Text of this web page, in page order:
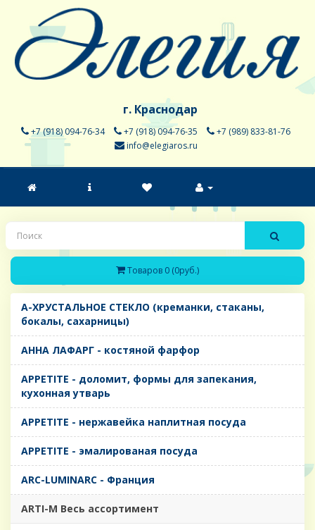
г. Краснодар
+7 (918) 094-76-34 +7 (918) 094-76-35
+7 (989) 833-81-76
info@elegiaros.ru
Товаров 0 (0руб.)
A-ХРУСТАЛЬНОЕ СТЕКЛО (креманки, стаканы,
бокалы, сахарницы)
AHHA ЛАФАРГ - костяной фарфор
APPETITE - доломит, формы для запекания,
кухонная утварь
APPETITE - нержавейка наплитная посуда
APPETITE - эмалированая посуда
ARC-LUMINARC - Франция
ARTI-M Весь ассортимент